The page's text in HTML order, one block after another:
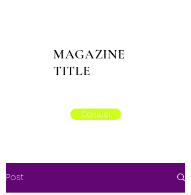
MAGAZINE
TITLE
Contact
Post